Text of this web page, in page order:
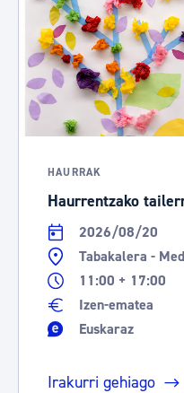
HAURRAK
Haurrentzako
2026/08/20
Tabakalera -
11:00 + 17:00
Izen-ematea
Euskaraz
Irakurri gehiago